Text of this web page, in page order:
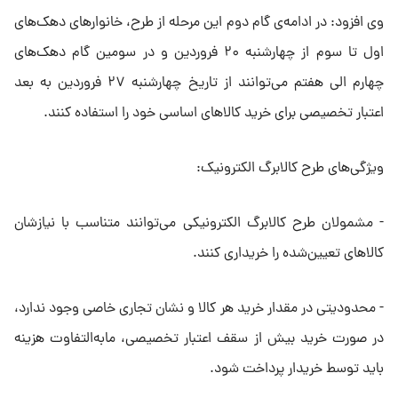
وی افزود: در ادامه‌ی گام دوم این مرحله از طرح، خانوارهای دهک‌های
اول تا سوم از چهارشنبه ۲۰ فروردین و در سومین گام دهک‌های
چهارم الی هفتم می‌توانند از تاریخ چهارشنبه ۲۷ فروردین به بعد
اعتبار تخصیصی برای خرید کالاهای اساسی خود را استفاده کنند.
ویژگی‌های طرح کالابرگ الکترونیک:
- مشمولان طرح کالابرگ الکترونیکی می‌توانند متناسب با نیازشان
کالاهای تعیین‌شده را خریداری کنند.
- محدودیتی در مقدار خرید هر کالا و نشان تجاری خاصی وجود ندارد،
در صورت خرید بیش از سقف اعتبار تخصیصی، مابه‌التفاوت هزینه
باید توسط خریدار پرداخت شود.